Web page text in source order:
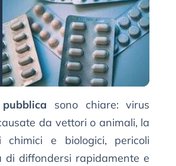
sono chiare: virus
da vettori o animali, la
e biologici, pericoli
di diffondersi rapidamente e